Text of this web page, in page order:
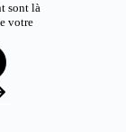
sont là
votre